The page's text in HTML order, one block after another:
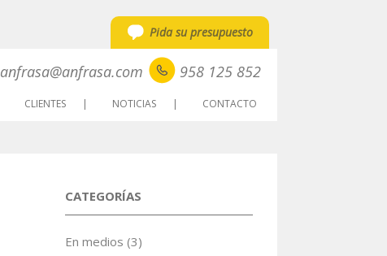
Pida su presupuesto
anfrasa@anfrasa.com 958 125 852
CLIENTES NOTICIAS CONTACTO
CATEGORÍAS
En medios (3)